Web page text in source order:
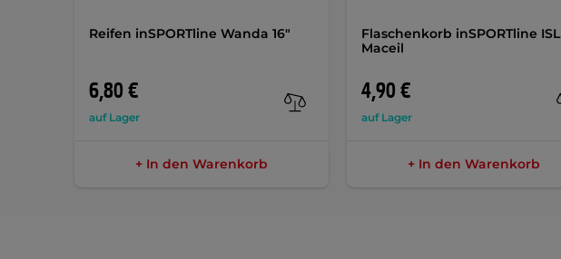
Reifen inSPORTline Wanda 16"
6,80 €
auf Lager
+ In den Warenkorb
Flaschenkorb inSPORTline ISL
Maceil
4,90 €
auf Lager
+ In den Warenkorb